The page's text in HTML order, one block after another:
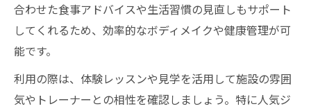
合わせた食事アドバイスや生活習慣の見直しもサポート
してくれるため、効率的なボディメイクや健康管理が可
能です。
利用の際は、体験レッスンや見学を活用して施設の雰囲
気やトレーナーとの相性を確認しましょう。特に人気ジ